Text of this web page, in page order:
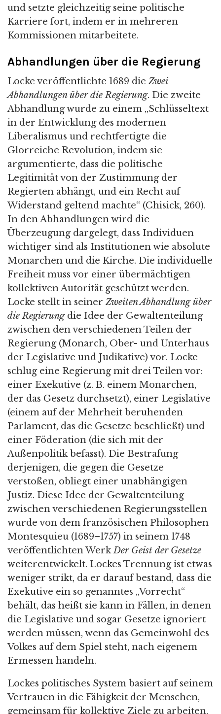
und setzte gleichzeitig seine politische
Karriere fort, indem er in mehreren
Kommissionen mitarbeitete.
Abhandlungen über die Regierung
Locke veröffentlichte 1689 die Zwei
Abhandlungen über die Regierung. Die zweite
Abhandlung wurde zu einem „Schlüsseltext
in der Entwicklung des modernen
Liberalismus und rechtfertigte die
Glorreiche Revolution, indem sie
argumentierte, dass die politische
Legitimität von der Zustimmung der
Regierten abhängt, und ein Recht auf
Widerstand geltend machte“ (Chisick, 260).
In den Abhandlungen wird die
Überzeugung dargelegt, dass Individuen
wichtiger sind als Institutionen wie absolute
Monarchen und die Kirche. Die individuelle
Freiheit muss vor einer übermächtigen
kollektiven Autorität geschützt werden.
Locke stellt in seiner Zweiten Abhandlung über
die Regierungdie Idee der Gewaltenteilung
zwischen den verschiedenen Teilen der
Regierung (Monarch, Ober- und Unterhaus
der Legislative und Judikative) vor. Locke
schlug eine Regierung mit drei Teilen vor:
einer Exekutive (z. B. einem Monarchen,
der das Gesetz durchsetzt), einer Legislative
(einem auf der Mehrheit beruhenden
Parlament, das die Gesetze beschließt) und
einer Föderation (die sich mit der
Außenpolitik befasst). Die Bestrafung
derjenigen, die gegen die Gesetze
verstoßen, obliegt einer unabhängigen
Justiz. Diese Idee der Gewaltenteilung
zwischen verschiedenen Regierungsstellen
wurde von dem französischen Philosophen
Montesquieu (1689–1757) in seinem 1748
veröffentlichten WerkDer Geist der Gesetze
weiterentwickelt. Lockes Trennung ist etwas
weniger strikt, da er darauf bestand, dass die
Exekutive ein so genanntes „Vorrecht“
behält, das heißt sie kann in Fällen, in denen
die Legislative und sogar Gesetze ignoriert
werden müssen, wenn das Gemeinwohl des
Volkes auf dem Spiel steht, nach eigenem
Ermessen handeln.
Lockes politisches System basiert auf seinem
Vertrauen in die Fähigkeit der Menschen,
gemeinsam für kollektive Ziele zu arbeiten.